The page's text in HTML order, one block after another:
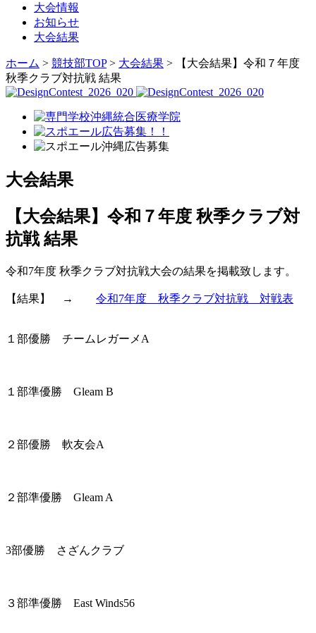
大会情報
お知らせ
大会結果
ホーム > 競技部TOP> 大会結果 > 【大会結果】令和７年度
秋季クラブ対抗戦 結果
大会結果
【大会結果】令和７年度 秋季クラブ対
抗戦 結果
令和7年度 秋季クラブ対抗戦大会の結果を掲載致します。
【結果】 → 令和7年度 秋季クラブ対抗戦 対戦表
１部優勝 チームレガーメA
１部準優勝 Gleam B
２部優勝 軟友会A
２部準優勝 Gleam A
3部優勝 さざんクラブ
３部準優勝 East Winds56